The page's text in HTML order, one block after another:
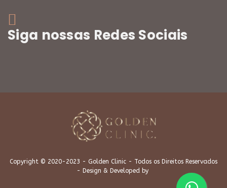
Siga nossas Redes Sociais
Copyright © 2020-2023 - Golden Clinic - Todos os Direitos Reservados
- Design & Developed by